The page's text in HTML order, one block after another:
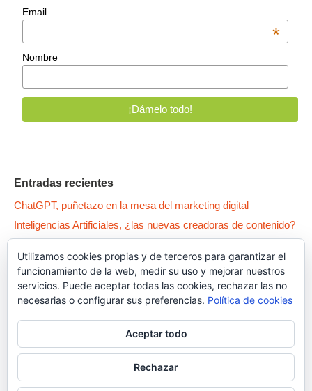
Email
*
Nombre
Entradas recientes
ChatGPT, puñetazo en la mesa del marketing digital
Inteligencias Artificiales, ¿las nuevas creadoras de contenido?
Qué es la Canibalización SEO y cómo arreglar tus contenidos
Dark Patterns, el lado oscuro del UX
Utilizamos cookies propias y de terceros para garantizar el
funcionamiento de la web, medir su uso y mejorar nuestros
servicios. Puede aceptar todas las cookies, rechazar las no
necesarias o configurar sus preferencias. Política de cookies
Aceptar todo
Rechazar